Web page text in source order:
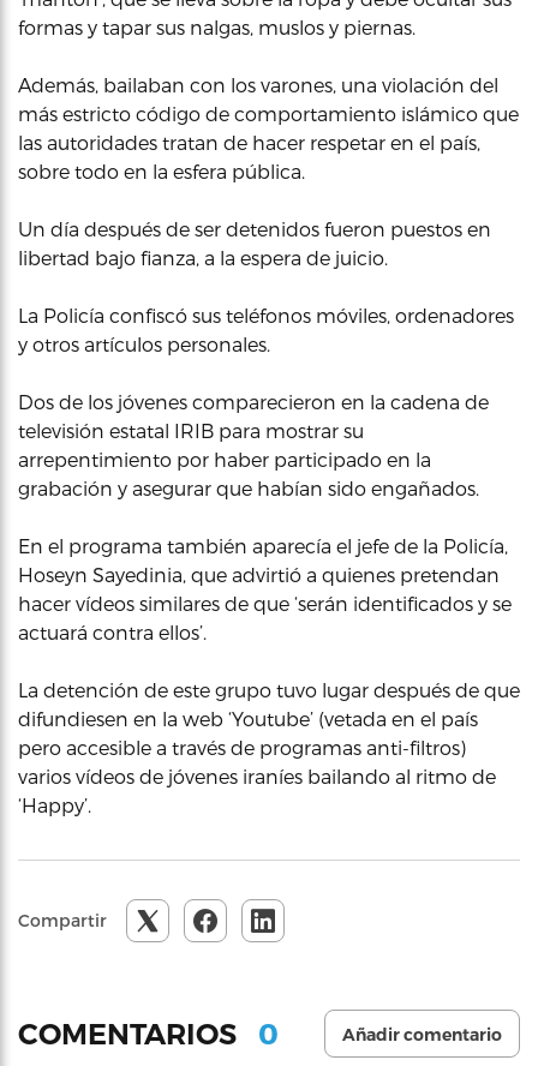
formas y tapar sus nalgas, muslos y piernas.
Además, bailaban con los varones, una violación del
más estricto código de comportamiento islámico que
las autoridades tratan de hacer respetar en el país,
sobre todo en la esfera pública.
Un día después de ser detenidos fueron puestos en
libertad bajo fianza, a la espera de juicio.
La Policía confiscó sus teléfonos móviles, ordenadores
y otros artículos personales.
Dos de los jóvenes comparecieron en la cadena de
televisión estatal IRIB para mostrar su
arrepentimiento por haber participado en la
grabación y asegurar que habían sido engañados.
En el programa también aparecía el jefe de la Policía,
Hoseyn Sayedinia, que advirtió a quienes pretendan
hacer vídeos similares de que ‘serán identificados y se
actuará contra ellos’.
La detención de este grupo tuvo lugar después de que
difundiesen en la web ‘Youtube’ (vetada en el país
pero accesible a través de programas anti-filtros)
varios vídeos de jóvenes iraníes bailando al ritmo de
‘Happy’.
Compartir
COMENTARIOS 0 Añadir comentario